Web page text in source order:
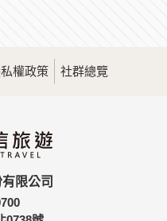
權政策 社群總覽
限公司